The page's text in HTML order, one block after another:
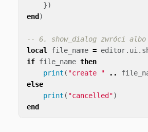
})
end )
-- 6. show_dialog zwróci
local
file_name = editor. ui .
if file_name then
print ( "create " ..
else
print ( "cancelled")
end